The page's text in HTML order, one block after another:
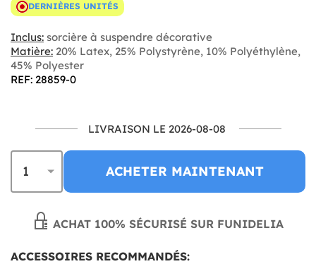
DERNIÈRES UNITÉS
Inclus: sorcière à suspendre décorative
Matière: 20% Latex, 25% Polystyrène, 10% Polyéthylène,
45% Polyester
REF: 28859-0
LIVRAISON LE 2026-08-08
ACHETER MAINTENANT
ACHAT 100% SÉCURISÉ SUR FUNIDELIA
ACCESSOIRES RECOMMANDÉS: